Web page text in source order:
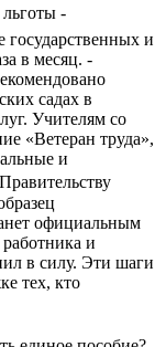
-
государственных и
в месяц. -
садах в
Учителям со
«Ветеран труда»,
и
официальным
и
в силу. Эти шаги
тех, кто